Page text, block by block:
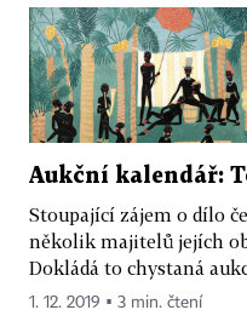
Aukční kalendář:
Stoupající zájem o dílo
několik majitelů jejích
Dokládá to chystaná
1. 12. 2019 ▪ 3 min. čtení